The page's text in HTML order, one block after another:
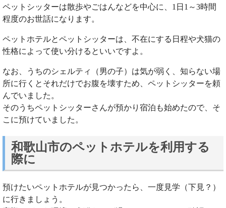
ペットシッターは散歩やごはんなどを中心に、1日1～3時間
程度のお世話になります。
ペットホテルとペットシッターは、不在にする日程や犬猫の
性格によって使い分けるといいですよ。
なお、うちのシェルティ（男の子）は気が弱く、知らない場
所に行くとそれだけでお腹を壊すため、ペットシッターを頼
んでいました。
そのうちペットシッターさんが預かり宿泊も始めたので、そ
こに預けていました。
和歌山市のペットホテルを利用する
際に
預けたいペットホテルが見つかったら、一度見学（下見？）
に行きましょう。